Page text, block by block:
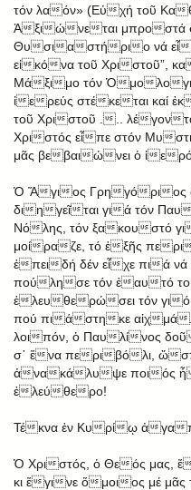
τόν λαόν» (Εὐχή τοῦ Κα
Ἀξιώνεται μπροστά
Θυσιαστήριο νά εἶ
εἰκόνα τοῦ Χριστοῦ”,
Μάξιμο τόν Ὁμολο
ἱερεύς στέκεται καί
τοῦ Χριστοῦ ... λέγον
Χριστός εἶπε στόν Μυ
μᾶς βεβαιώνει ὁ ἱε
Ὁ Ἅγιος Γρηγόρι
διηγεῖται γιά τόν
Νόλης, τόν ξακουστό
μοίραζε, τό ἑξῆς πε
ἐπειδή δέν εἶχε πιά
πούλησε τόν ἑαυτό
ἐλευθερώσει τόν γι
πού πιάστηκε αἰχμά
λοιπόν, ὁ Παυλίνος
σ᾿ ἕνα περιβόλι, ὥ
ἀνακάλυψε ποιός ἦ
ἐλεύθερο!
Τέκνα ἐν Κυρίῳ ἀγα
Ὁ Χριστός, ὁ Θεός μας,
κι ἔγινε ὅμοιος μέ